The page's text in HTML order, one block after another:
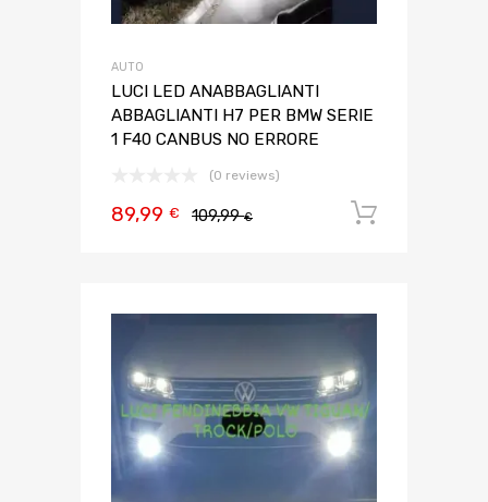
AUTO
LUCI LED ANABBAGLIANTI
ABBAGLIANTI H7 PER BMW SERIE
1 F40 CANBUS NO ERRORE
(0 reviews)
109,99€
89,99 €